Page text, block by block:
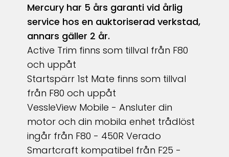
Mercury har 5 års garanti vid årlig
service hos en auktoriserad verkstad,
annars gäller 2 år.
Active Trim finns som tillval från F80
och uppåt
Startspärr 1st Mate finns som tillval
från F80 och uppåt
VessleView Mobile - Ansluter din
motor och din mobila enhet trådlöst
ingår från F80 - 450R Verado
Smartcraft kompatibel från F25 -